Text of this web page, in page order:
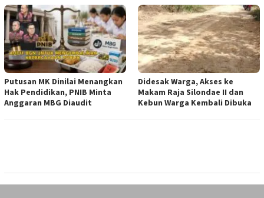
Putusan MK Dinilai Menangkan
Hak Pendidikan, PNIB Minta
Anggaran MBG Diaudit
Didesak Warga, Akses ke
Makam Raja Silondae II dan
Kebun Warga Kembali Dibuka